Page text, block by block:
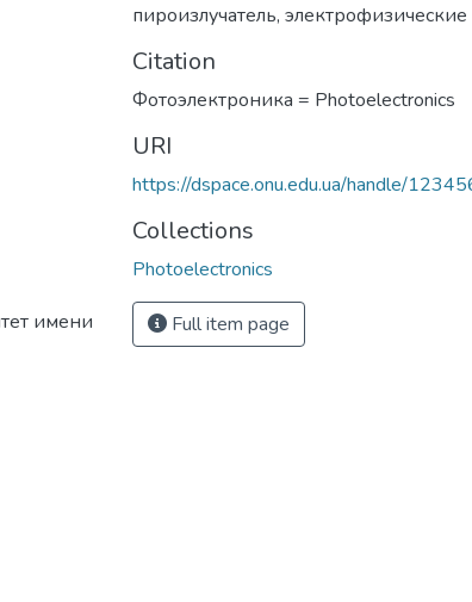
имени
пироизлучатель,
Citation
Фотоэлектроника = Photoelectronics
URI
https://dspace.onu.edu.ua/handle/
Collections
Photoelectronics
Full item page